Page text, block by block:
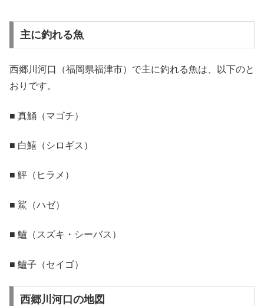
主に釣れる魚
西郷川河口（福岡県福津市）で主に釣れる魚は、以下のと
おりです。
■ 真鯒（マゴチ）
■ 白鱚（シロギス）
■ 鮃（ヒラメ）
■ 鯊（ハゼ）
■ 鱸（スズキ・シーバス）
■ 鱸子（セイゴ）
西郷川河口の地図